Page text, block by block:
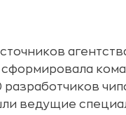
сформировала
ведущие